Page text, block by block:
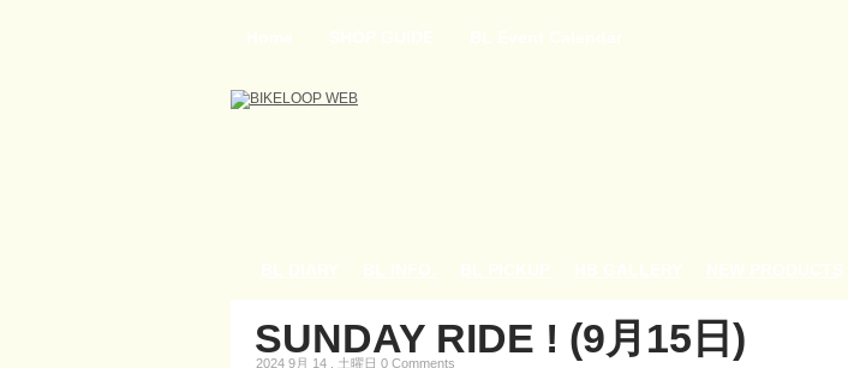
SUNDAY RIDE ! (9月15日)
2024 9月 14 , 土曜日 0 Comments